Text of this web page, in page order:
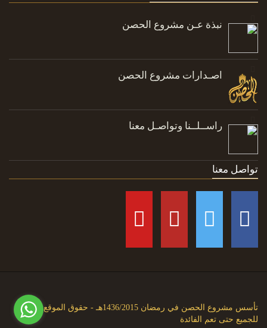
نبذة عـن مشروع الحصن
اصـدارات مشروع الحصن
راســلــنا وتواصـل معنا
تواصل معنا
تأسس مشروع الحصن في رمضان 1436/2015هـ - حقوق الموقع متاحة
للجميع حتى تعم الفائدة